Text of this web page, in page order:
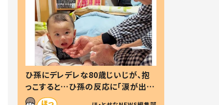
ひ孫にデレデレな80歳じいじが、抱
っこすると…ひ孫の反応に「涙が出ま
した」「可愛くて仕方ない」